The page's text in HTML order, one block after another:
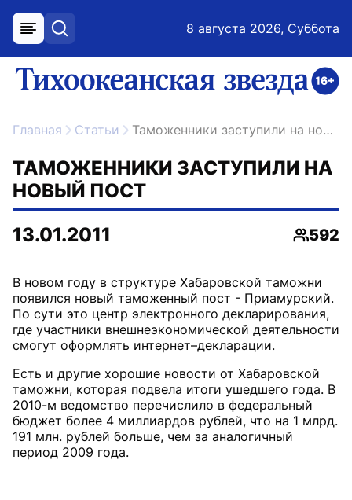
меню поиск 8 августа 2026, Суббота
ссылка на главную
Главная Статьи Таможенники заступили на новый пост
ТАМОЖЕННИКИ ЗАСТУПИЛИ НА
НОВЫЙ ПОСТ
13.01.2011
592
В новом году в структуре Хабаровской таможни
появился новый таможенный пост - Приамурский.
По сути это центр электронного декларирования,
где участники внешне­экономической деятельности
Есть и другие хорошие новости от Хабаровской
таможни, которая подвела итоги ушедшего года. В
2010-м ведомство перечислило в федеральный
бюджет более 4 миллиардов рублей, что на 1 млрд.
191 млн. рублей больше, чем за аналогичный
период 2009 года.